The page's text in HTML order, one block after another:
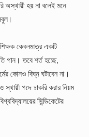
অস্থায়ী হয় না বলেই মনে
কেবলমাত্র একটি
পান। তবে শর্ত হচ্ছে,
কোনও বিঘ্ন ঘটাবেন না।
পদে চাকরি করার নিয়ম
সিন্ডিকেটের